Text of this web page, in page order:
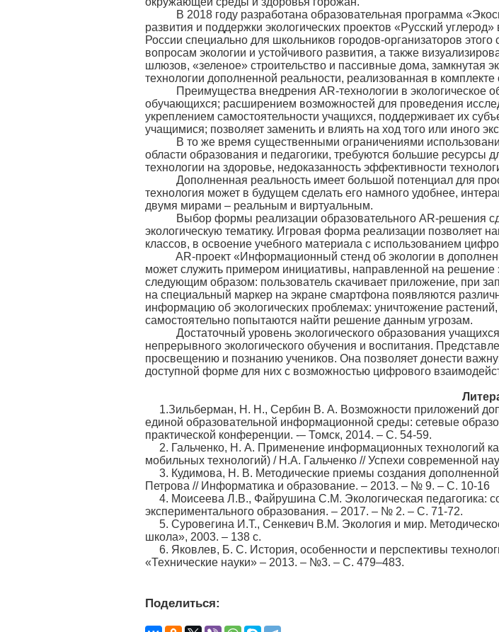
В 2018 году разработана образовательная программа
развития и поддержки экологических проектов «Русский
России специально для школьников городов-организаторов
вопросам экологии и устойчивого развития, а также
шлюзов, «зеленое» строительство и пассивные дома, замкнутая
технологии дополненной реальности, реализованная в
Преимущества внедрения AR-технологии в экологическое
обучающихся; расширением возможностей для проведения
укреплением самостоятельности учащихся, поддерживает их
учащимися; позволяет заменить и влиять на ход того или иного
В то же время существенными ограничениями
области образования и педагогики, требуются большие ресурсы
технологии на здоровье, недоказанность эффективности
Дополненная реальность имеет большой потенциал для
технология может в будущем сделать его намного удобнее,
двумя мирами – реальным и виртуальным.
Выбор формы реализации образовательного AR-решения
экологическую тематику. Игровая форма реализации позволяет
классов, в освоение учебного материала с использованием
AR-проект «Информационный стенд об экологии в
может служить примером инициативы, направленной на решение
следующим образом: пользователь скачивает приложение, при
на специальный маркер на экране смартфона появляются
информацию об экологических проблемах: уничтожение
самостоятельно попытаются найти решение данным угрозам.
Достаточный уровень экологического образования
непрерывного экологического обучения и воспитания.
просвещению и познанию учеников. Она позволяет донести
доступной форме для них с возможностью цифрового
1.Зильберман, Н. Н., Сербин В. А. Возможности приложений
единой образовательной информационной среды: сетевые
практической конференции. -– Томск, 2014. – С. 54-59.
2. Гальченко, Н. А. Применение информационных технологий
мобильных технологий) / Н.А. Гальченко // Успехи современной
3. Кудимова, Н. В. Методические приемы создания
Петрова // Информатика и образование. – 2013. – № 9. – С. 10-16
4. Моисеева Л.В., Файрушина С.М. Экологическая
экспериментального образования. – 2017. – № 2. – С. 71-72.
5. Суровегина И.Т., Сенкевич В.М. Экология и мир.
школа», 2003. – 138 с.
6. Яковлев, Б. С. История, особенности и перспективы
«Технические науки» – 2013. – №3. – С. 479–483.
Поделиться: